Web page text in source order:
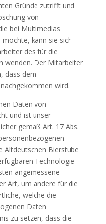
Gründe zutrifft und
von
bei Multimedias
möchte, kann sie sich
des für die
wenden. Der Mitarbeiter
dass dem
wird.
Daten von
und ist unser
gemäß Art. 17 Abs.
Altdeutschen Bierstube
Technologie
angemessene
Art, um andere für die
welche die
Daten
zu setzen, dass die